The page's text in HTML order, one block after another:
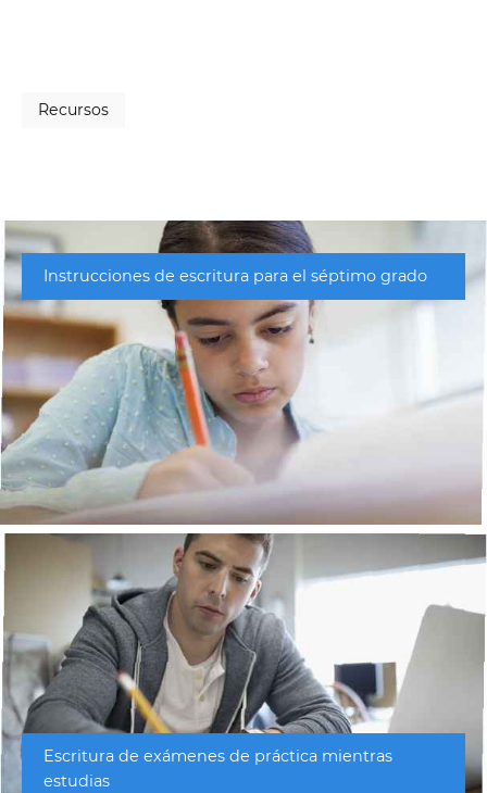
Recursos
Instrucciones de escritura para el séptimo grado
Escritura de exámenes de práctica mientras
estudias